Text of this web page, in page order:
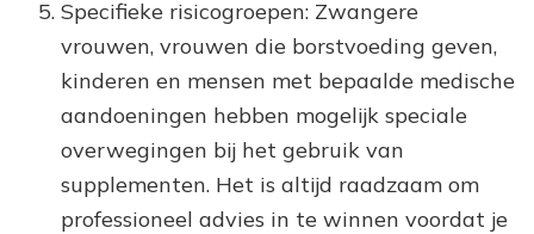
Specifieke risicogroepen: Zwangere
vrouwen, vrouwen die borstvoeding geven,
kinderen en mensen met bepaalde medische
aandoeningen hebben mogelijk speciale
overwegingen bij het gebruik van
supplementen. Het is altijd raadzaam om
professioneel advies in te winnen voordat je